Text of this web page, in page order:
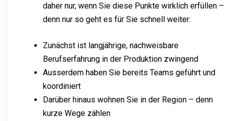
daher nur, wenn Sie diese Punkte wirklich erfüllen –
denn nur so geht es für Sie schnell weiter:
Zunächst ist langjährige, nachweisbare
Berufserfahrung in der Produktion zwingend
Ausserdem haben Sie bereits Teams geführt und
koordiniert
Darüber hinaus wohnen Sie in der Region – denn
kurze Wege zählen